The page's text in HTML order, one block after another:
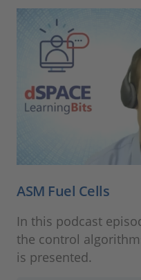
ASM Fuel Cells
In this podcast
the control
is presented.